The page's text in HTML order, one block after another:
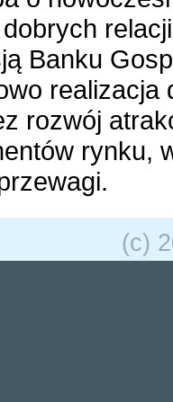
Banku
realizacja
rozwój
rynku,
(c)